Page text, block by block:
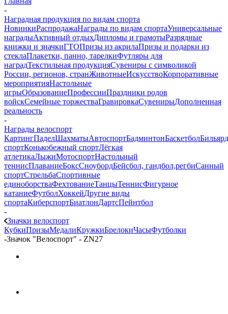
-
Наградная продукция по видам спорта
НовинкиРаспродажаНаграды по видам спортаУниверсальные
наградыАктивный отдыхДипломы и грамотыРазрядные
книжки и значкиГТОПризы из акрилаПризы и подарки из
стеклаПлакетки, панно, тарелкиФутляры для
наградТекстильная продукцияСувениры с символикой
России, регионов, странЖивотныеИскусствоКорпоративные
мероприятияНастольные
игрыОбразованиеПрофессииПраздники родов
войскСемейные торжестваГравировкаСувенирыДополненная
реальность
-
Награды велоспорт
КартингПаделШахматыАвтоспортБадминтонБаскетболБильярд
спортКонькобежный спортЛёгкая
атлетикаЛыжиМотоспортНастольный
теннисПлаваниеБоксСноубордБейсбол, гандбол,регбиСанный
спортСтрельбаСпортивные
единоборстваФехтованиеТанцыТеннисФигурное
катаниеФутболХоккейДругие виды
спортаКиберспортБиатлонДартсПейнтбол
-
Значки велоспорт
КубкиПризыМедалиКружкиБрелокиЧасыФутболки
-Значок "Велоспорт" - ZN27